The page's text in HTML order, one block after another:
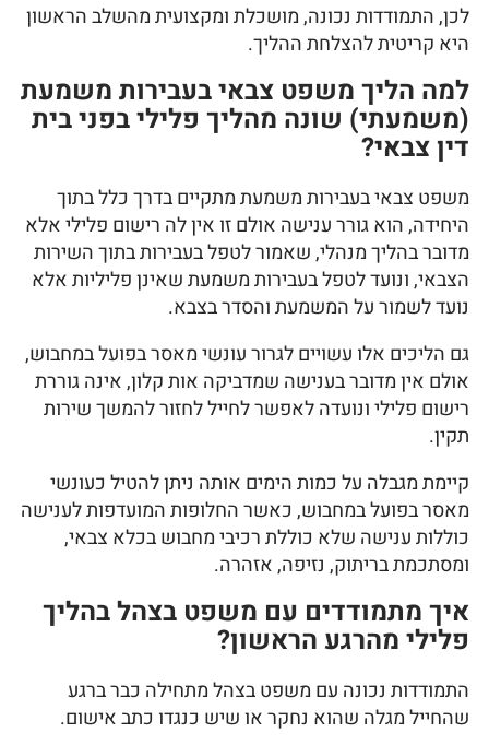
לכן, התמודדות נכונה, מושכלת ומקצועית מהשלב הראשון
היא קריטית להצלחת ההליך.
למה הליך משפט צבאי בעבירות משמעת
(משמעתי) שונה מהליך פלילי בפני בית
דין צבאי?
משפט צבאי בעבירות משמעת מתקיים בדרך כלל בתוך
היחידה, הוא גורר ענישה אולם זו אין לה רישום פלילי אלא
מדובר בהליך מנהלי, שאמור לטפל בעבירות בתוך השירות
הצבאי, ונועד לטפל בעבירות משמעת שאינן פליליות אלא
נועד לשמור על המשמעת והסדר בצבא.
גם הליכים אלו עשויים לגרור עונשי מאסר בפועל במחבוש,
אולם אין מדובר בענישה שמדביקה אות קלון, אינה גוררת
רישום פלילי ונועדה לאפשר לחייל לחזור להמשך שירות
תקין.
קיימת מגבלה על כמות הימים אותה ניתן להטיל כעונשי
מאסר בפועל במחבוש, כאשר החלופות המועדפות לענישה
כוללות ענישה שלא כוללת רכיבי מחבוש בכלא צבאי,
ומסתכמת בריתוק, נזיפה, אזהרה.
איך מתמודדים עם משפט בצהל בהליך
פלילי מהרגע הראשון?
התמודדות נכונה עם משפט בצהל מתחילה כבר ברגע
שהחייל מגלה שהוא נחקר או שיש כנגדו כתב אישום.